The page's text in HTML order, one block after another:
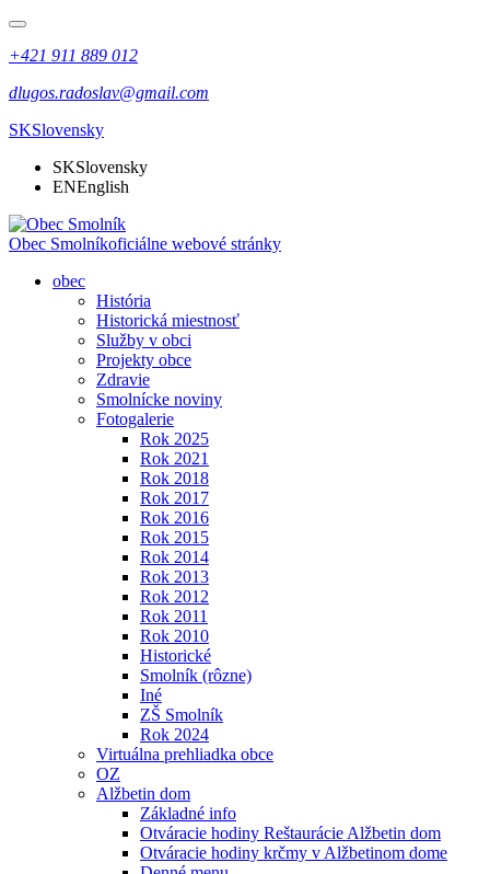
+421 911 889 012
dlugos.radoslav@gmail.com
SKSlovensky
SKSlovensky
ENEnglish
Obec Smolníkoficiálne webové stránky
obec
História
Historická miestnosť
Služby v obci
Projekty obce
Zdravie
Smolnícke noviny
Fotogalerie
Rok 2025
Rok 2021
Rok 2018
Rok 2017
Rok 2016
Rok 2015
Rok 2014
Rok 2013
Rok 2012
Rok 2011
Rok 2010
Historické
Smolník (rôzne)
Iné
ZŠ Smolník
Rok 2024
Virtuálna prehliadka obce
OZ
Alžbetin dom
Základné info
Otváracie hodiny Reštaurácie Alžbetin dom
Otváracie hodiny krčmy v Alžbetinom dome